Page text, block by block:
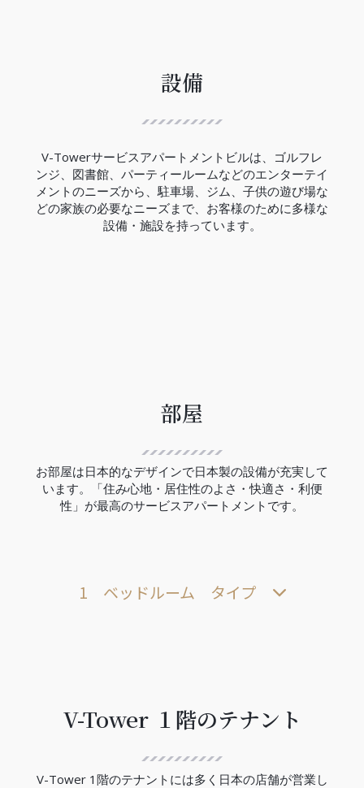
V-Towerの近くにはCauGiay駅があり、3号線の完
設備
V-Towerサービスアパートメントビルは、ゴルフレ
ンジ、図書館、パーティールームなどのエンターテイ
メントのニーズから、駐車場、ジム、子供の遊び場な
どの家族の必要なニーズまで、お客様のために多様な
設備・施設を持っています。
部屋
お部屋は日本的なデザインで日本製の設備が充実して
います。「住み心地・居住性のよさ・快適さ・利便
性」が最高のサービスアパートメントです。
1 ベッドルーム タイプ
V-Tower １階のテナント
V-Tower 1階のテナントには多く日本の店舗が営業し